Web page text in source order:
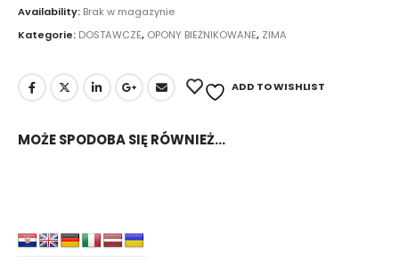
Availability: Brak w magazynie
Kategorie: DOSTAWCZE, OPONY BIEŻNIKOWANE, ZIMA
ADD TO WISHLIST
MOŻE SPODOBA SIĘ RÓWNIEŻ…